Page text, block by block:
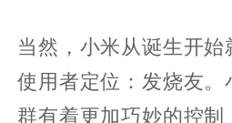
当然，小米从诞生开
使用者定位：发烧友
群有着更加巧妙的控制